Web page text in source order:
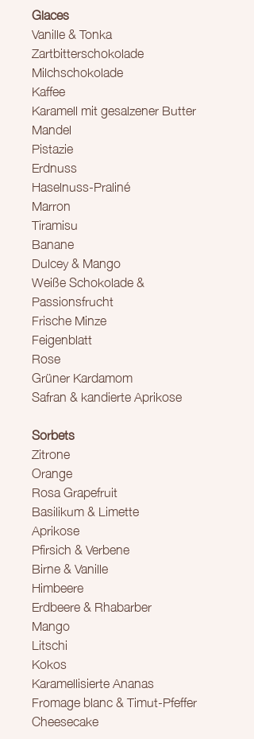
Glaces
Vanille & Tonka
Zartbitterschokolade
Milchschokolade
Kaffee
Karamell mit gesalzener Butter
Mandel
Pistazie
Erdnuss
Haselnuss-Praliné
Marron
Tiramisu
Banane
Dulcey & Mango
Weiße Schokolade &
Passionsfrucht
Frische Minze
Feigenblatt
Rose
Grüner Kardamom
Safran & kandierte Aprikose
Sorbets
Zitrone
Orange
Rosa Grapefruit
Basilikum & Limette
Aprikose
Pfirsich & Verbene
Birne & Vanille
Himbeere
Erdbeere & Rhabarber
Mango
Litschi
Kokos
Karamellisierte Ananas
Fromage blanc & Timut-Pfeffer
Cheesecake